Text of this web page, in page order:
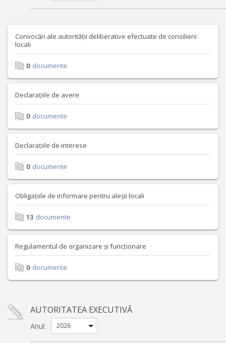
Convocări ale autorității deliberative efectuate de consilierii
locali
0 documente
Declarațiile de avere
0 documente
Declarațiile de interese
0 documente
Obligațiile de informare pentru aleșii locali
13 documente
Regulamentul de organizare și funcționare
0 documente
AUTORITATEA EXECUTIVĂ
Anul: